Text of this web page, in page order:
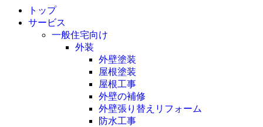
トップ
サービス
一般住宅向け
外装
外壁塗装
屋根塗装
屋根工事
外壁の補修
外壁張り替えリフォーム
防水工事